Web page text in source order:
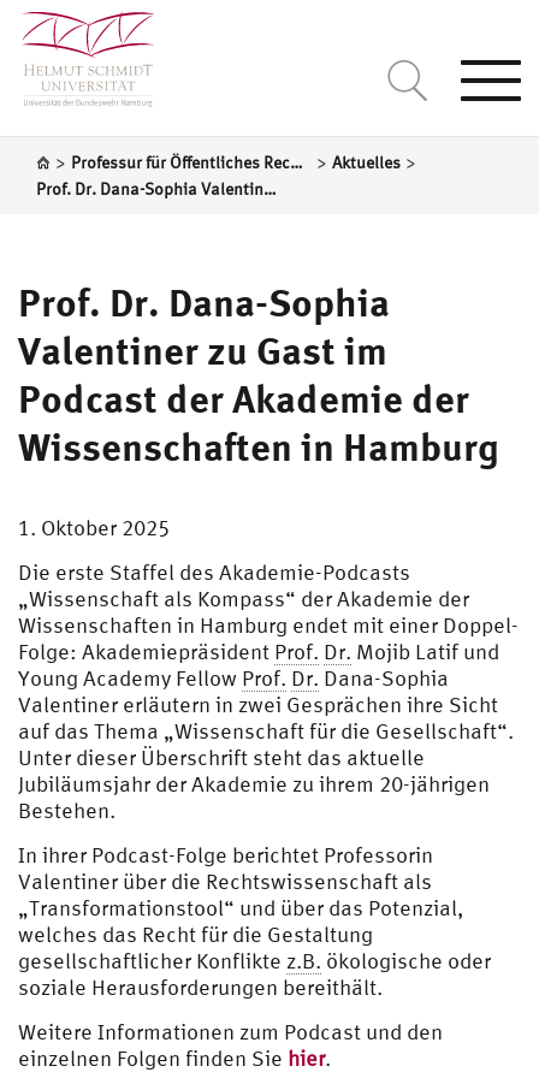
> Professur für Öffentliches Recht mit einem Schwerpunkt im öffentlichen Wirtschaftsrecht und Recht der Transformation > Aktuelles >
Prof. Dr. Dana-Sophia Valentiner zu Gast im Podcast der Akademie der Wissenschaften in Hamburg
Prof. Dr. Dana-Sophia
Valentiner zu Gast im
Podcast der Akademie der
Wissenschaften in Hamburg
1. Oktober 2025
Die erste Staffel des Akademie-Podcasts
„Wissenschaft als Kompass“ der Akademie der
Wissenschaften in Hamburg endet mit einer Doppel-
Folge: Akademiepräsident Prof. Dr. Mojib Latif und
Young Academy Fellow Prof. Dr. Dana-Sophia
Valentiner erläutern in zwei Gesprächen ihre Sicht
auf das Thema „Wissenschaft für die Gesellschaft“.
Unter dieser Überschrift steht das aktuelle
Jubiläumsjahr der Akademie zu ihrem 20-jährigen
Bestehen.
In ihrer Podcast-Folge berichtet Professorin
Valentiner über die Rechtswissenschaft als
„Transformationstool“ und über das Potenzial,
welches das Recht für die Gestaltung
gesellschaftlicher Konflikte z.B. ökologische oder
soziale Herausforderungen bereithält.
Weitere Informationen zum Podcast und den
einzelnen Folgen finden Sie hier.